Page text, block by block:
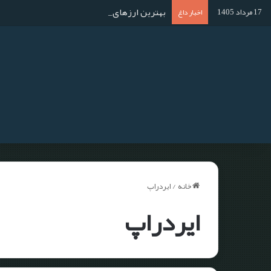
17 مرداد 1405 اخبار داغ بهترین ارزهای دیجیتال برای استخراج در سال ۱۴۰۴؛ آموزش استخراج گام به
خانه/ایردراپ
ایردراپ